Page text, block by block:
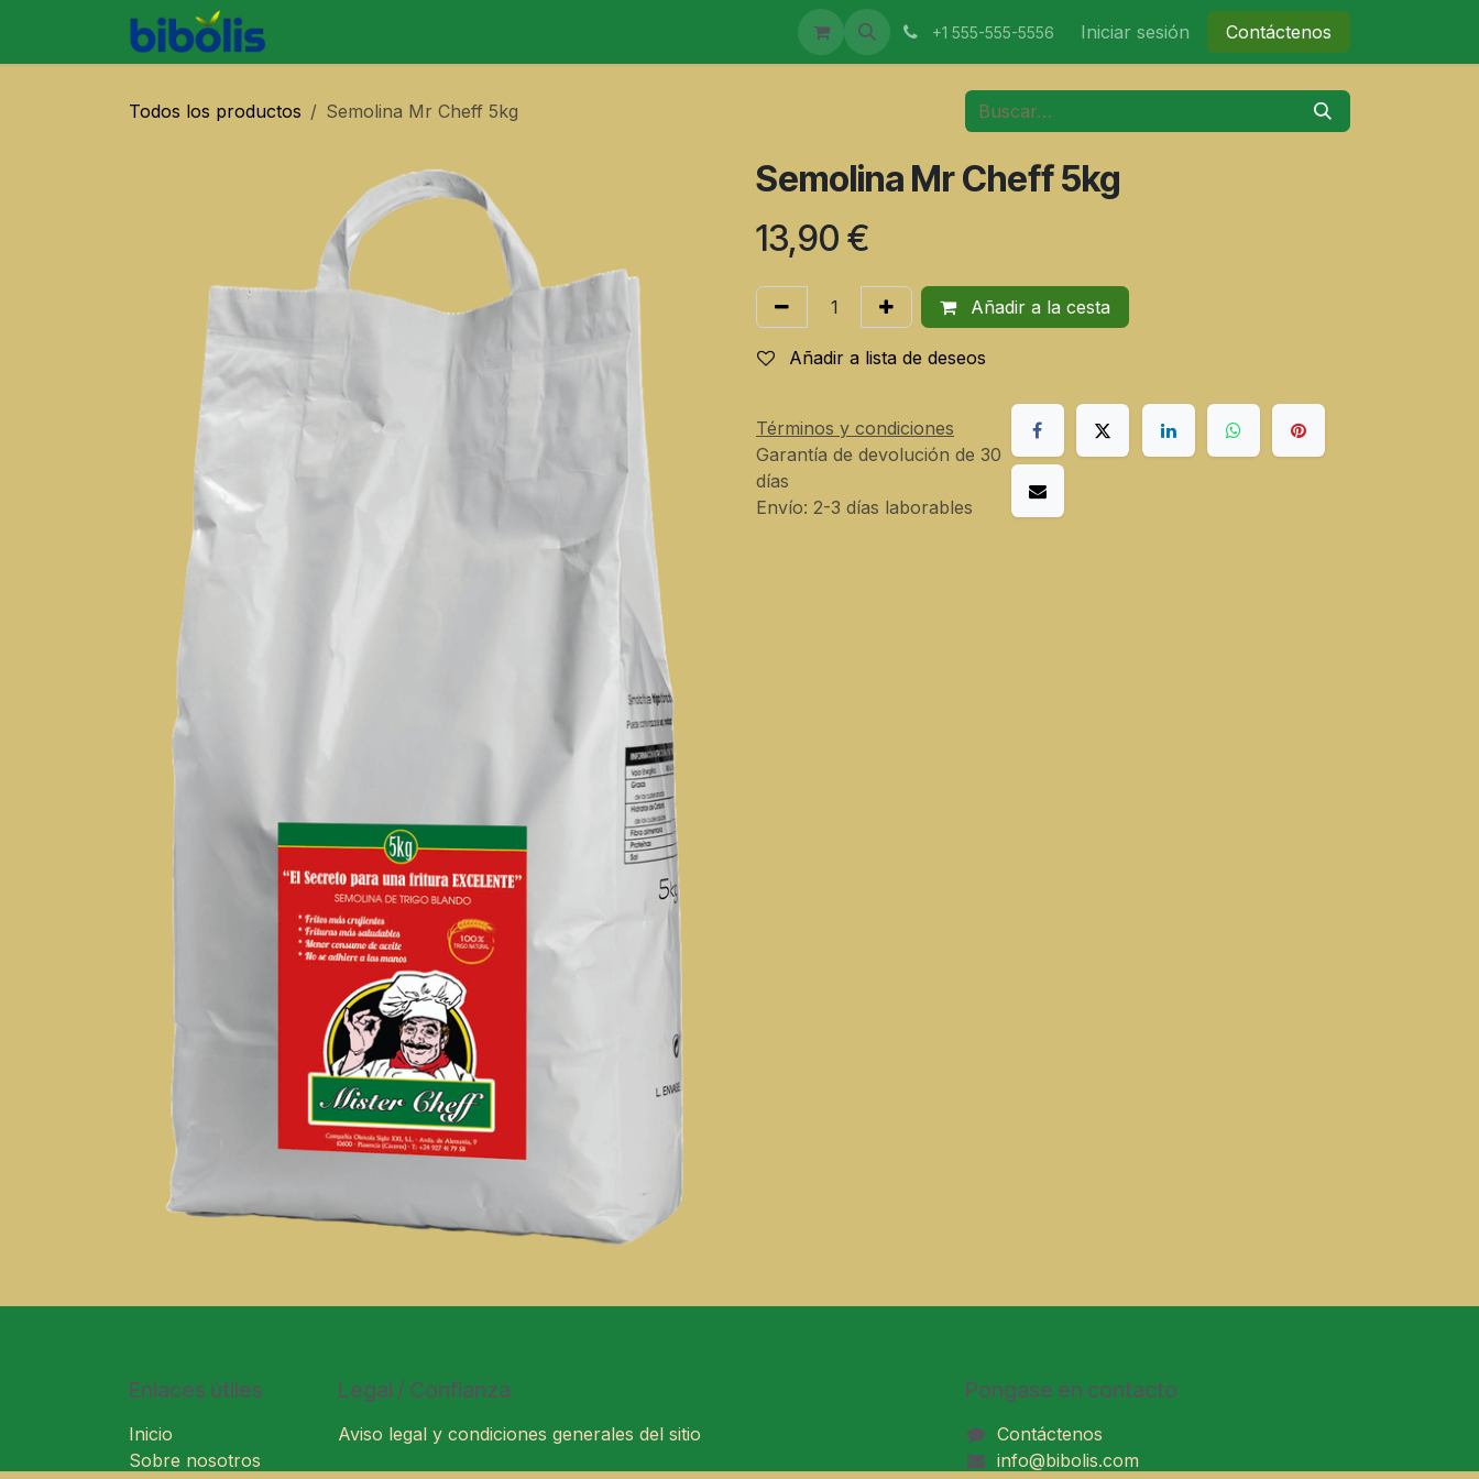
MAESTROS ELABORADORES EVENTOS Inicio Tienda Eventos Contáctenos
+1 555-555-5556 Iniciar sesión Contáctenos
Todos los productos Semolina Mr Cheff 5kg
Semolina Mr Cheff 5kg
13,90 €
Añadir a la cesta
Añadir a lista de deseos
Términos y condiciones
Garantía de devolución de 30
días
Envío: 2-3 días laborables
Enlaces útiles
Inicio
Sobre nosotros
Legal / Confianza
Aviso legal y condiciones generales del sitio
Pongase en contacto
Contáctenos
info@bibolis.com